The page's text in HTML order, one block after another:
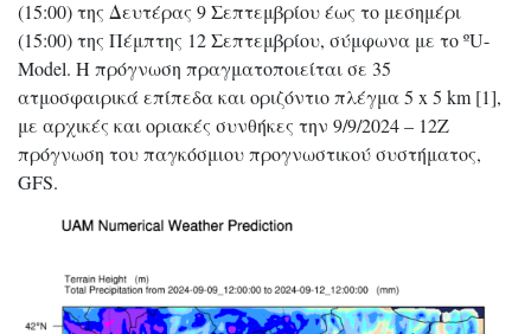
(15:00) της Δευτέρας 9 Σεπτεμβρίου έως το μεσημέρι
(15:00) της Πέμπτης 12 Σεπτεμβρίου, σύμφωνα με το ºU-
Model. Η πρόγνωση πραγματοποιείται σε 35
ατμοσφαιρικά επίπεδα και οριζόντιο πλέγμα 5 x 5 km [1],
με αρχικές και οριακές συνθήκες την 9/9/2024 – 12Z
πρόγνωση του παγκόσμιου προγνωστικού συστήματος,
GFS.